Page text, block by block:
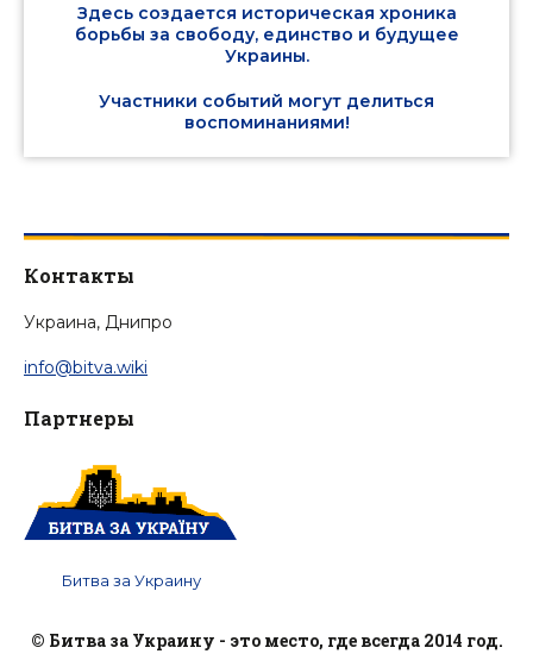
Здесь создается историческая хроника
борьбы за свободу, единство и будущее
Украины.
Участники событий могут делиться
воспоминаниями!
Контакты
Украина, Днипро
info@bitva.wiki
Партнеры
Битва за Украину
© Битва за Украину - это место, где всегда 2014 год.